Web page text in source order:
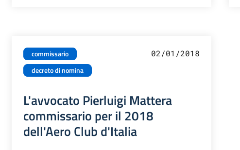
commissario
decreto di nomina
02/01/2018
L'avvocato Pierluigi Mattera
commissario per il 2018
dell'Aero Club d'Italia